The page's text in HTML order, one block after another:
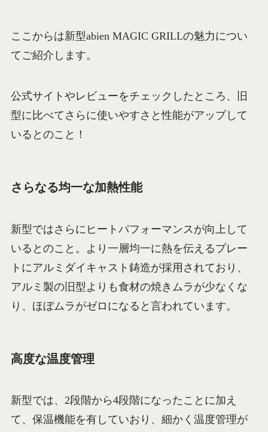
ここからは新型abien MAGIC GRILLの魅力につい
てご紹介します。
公式サイトやレビューをチェックしたところ、旧
型に比べてさらに使いやすさと性能がアップして
いるとのこと！
さらなる均一な加熱性能
新型ではさらにヒートパフォーマンスが向上して
いるとのこと。より一層均一に熱を伝えるプレー
トにアルミダイキャスト鋳造が採用されており、
アルミ製の旧型よりも食材の焼きムラが少なくな
り、ほぼムラがゼロになると言われています。
高度な温度管理
新型では、2段階から4段階になったことに加え
て、保温機能を有していおり、細かく温度管理が